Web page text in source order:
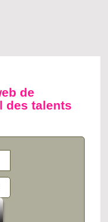
de
des talents